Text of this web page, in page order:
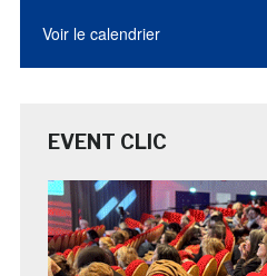
Voir le calendrier
EVENT CLIC